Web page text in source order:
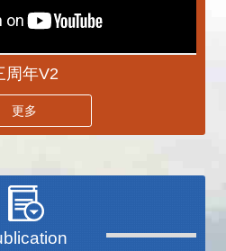
周年V2
更多